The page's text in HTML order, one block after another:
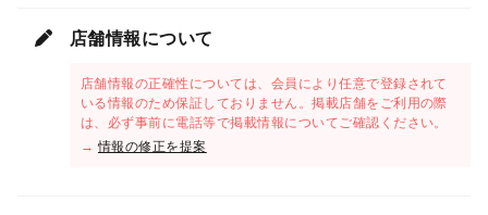
店舗情報について
店舗情報の正確性については、会員により任意で登録されて
いる情報のため保証しておりません。掲載店舗をご利用の際
は、必ず事前に電話等で掲載情報についてご確認ください。
→情報の修正を提案